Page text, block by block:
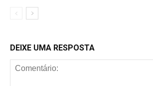
DEIXE UMA RESPOSTA